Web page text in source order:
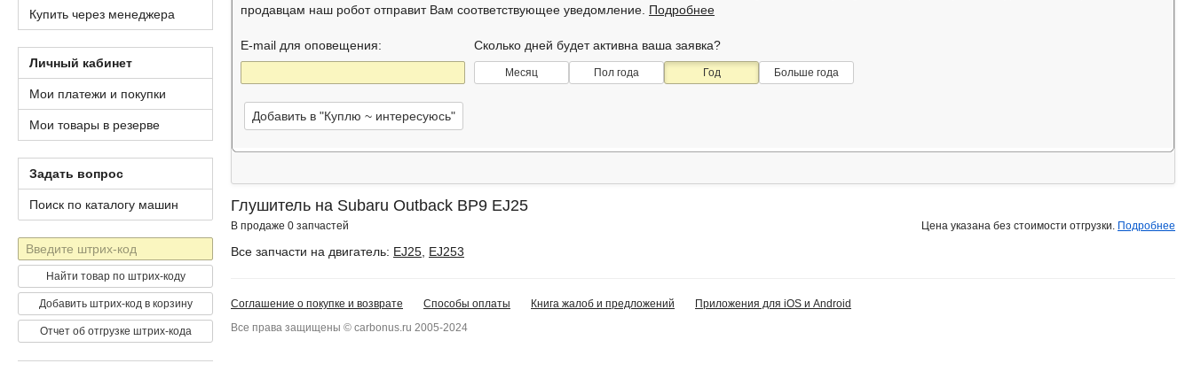
продавцам наш робот отправит Вам соответствующее уведомление. Подробнее
E-mail для оповещения: Сколько дней будет активна ваша заявка?
Месяц Пол года Год Больше года
Добавить в "Куплю ~ интересуюсь"
Глушитель на Subaru Outback BP9 EJ25
В продаже 0 запчастей Цена указана без стоимости отгрузки. Подробнее
Все запчасти на двигатель: EJ25 EJ253
Купить через менеджера
Личный кабинет
Мои платежи и покупки
Мои товары в резерве
Задать вопрос
Поиск по каталогу машин
Штрих-
код
Найти товар по штрих-коду
Добавить штрих-код в корзину
Отчет об отгрузке штрих-кода
Соглашение о покупке и возврате Способы оплаты Книга жалоб и предложений
Приложения для iOS и Android
Все права защищены © carbonus.ru 2005-2024